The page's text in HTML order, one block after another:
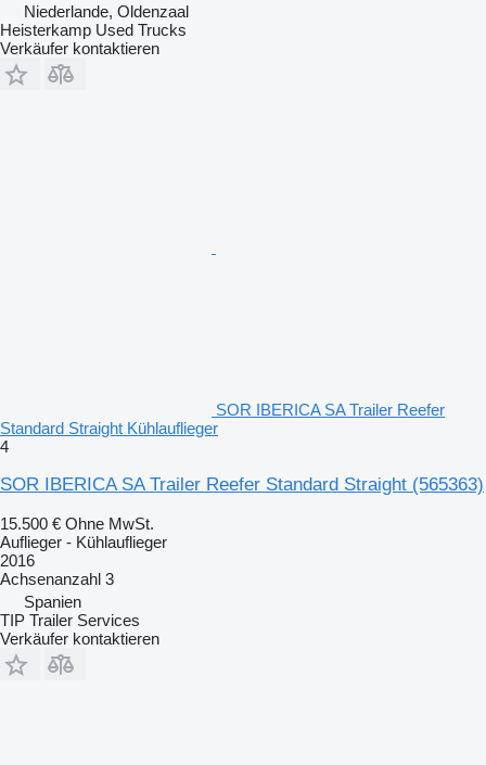
Niederlande, Oldenzaal
Heisterkamp Used Trucks
Verkäufer kontaktieren
SOR IBERICA SA Trailer Reefer
Standard Straight Kühlauflieger
4
SOR IBERICA SA Trailer Reefer Standard Straight (565363)
15.500 € Ohne MwSt.
Auflieger - Kühlauflieger
2016
Achsenanzahl 3
Spanien
TIP Trailer Services
Verkäufer kontaktieren